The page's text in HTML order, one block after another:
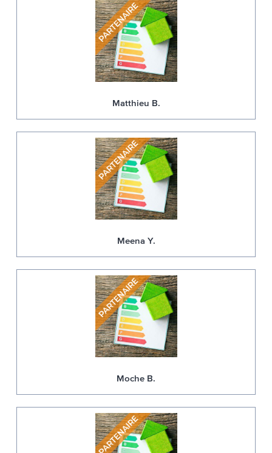
Matthieu B.
Meena Y.
Moche B.